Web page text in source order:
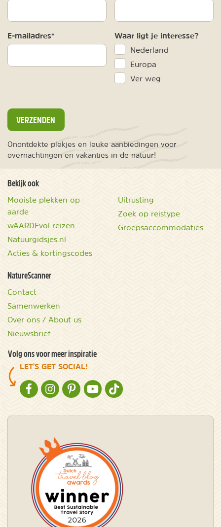
E-mailadres* Waar ligt je interesse?
Nederland
Europa
Ver weg
VERZENDEN
Onontdekte plekjes en leuke aanbiedingen voor
overnachtingen en vakanties in de natuur!
Bekijk ook
Mooiste plekken op
aarde
wAARDEvol reizen
Natuurgidsjes.nl
Acties & kortingscodes
Uitrusting
Zoek op reistype
Groepsaccommodaties
NatureScanner
Contact
Samenwerken
Over ons / About us
Nieuwsbrief
Volg ons voor meer inspiratie
LET'S GET SOCIAL!
NATURESCANNER OP FACEBOOK
NATURESCANNER OP INSTAGRAM
NATURESCANNER OP PINTEREST
NATURESCANNER OP YOUTUBE
NATURESCANNER OP TIKTOK